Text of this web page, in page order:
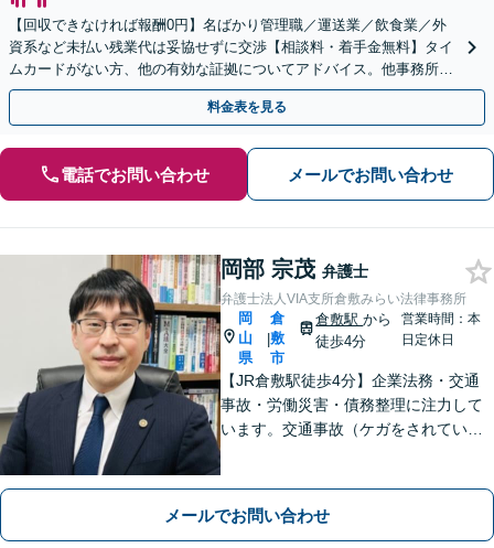
【回収できなければ報酬0円】名ばかり管理職／運送業／飲食業／外
資系など未払い残業代は妥協せずに交渉【相談料・着手金無料】タイ
ムカードがない方、他の有効な証拠についてアドバイス。他事務所で
断られた方もご相談ください。あなたの権利を守ります！
料金表を見る
電話でお問い合わせ メールでお問い合わせ
岡部 宗茂 弁護士
弁護士法人VIA支所倉敷みらい法律事務所
岡
山
県
|
倉
敷
市
倉敷駅から
徒歩4分
営業時間：本
日定休日
【JR倉敷駅徒歩4分】企業法務・交通
事故・労働災害・債務整理に注力して
います。交通事故（ケガをされている
無料です。
メールでお問い合わせ